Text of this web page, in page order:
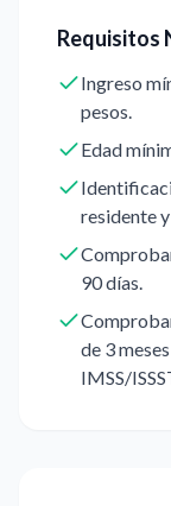
Requisitos
Ingreso
pesos.
Edad
residente
90 días.
de 3
IMSS/